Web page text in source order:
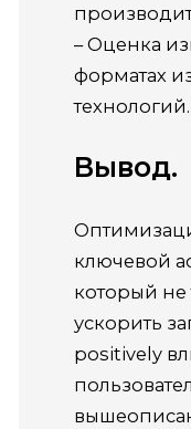
– Оценка
форматах
технологий.
Вывод.
ключевой
который не
ускорить
positively